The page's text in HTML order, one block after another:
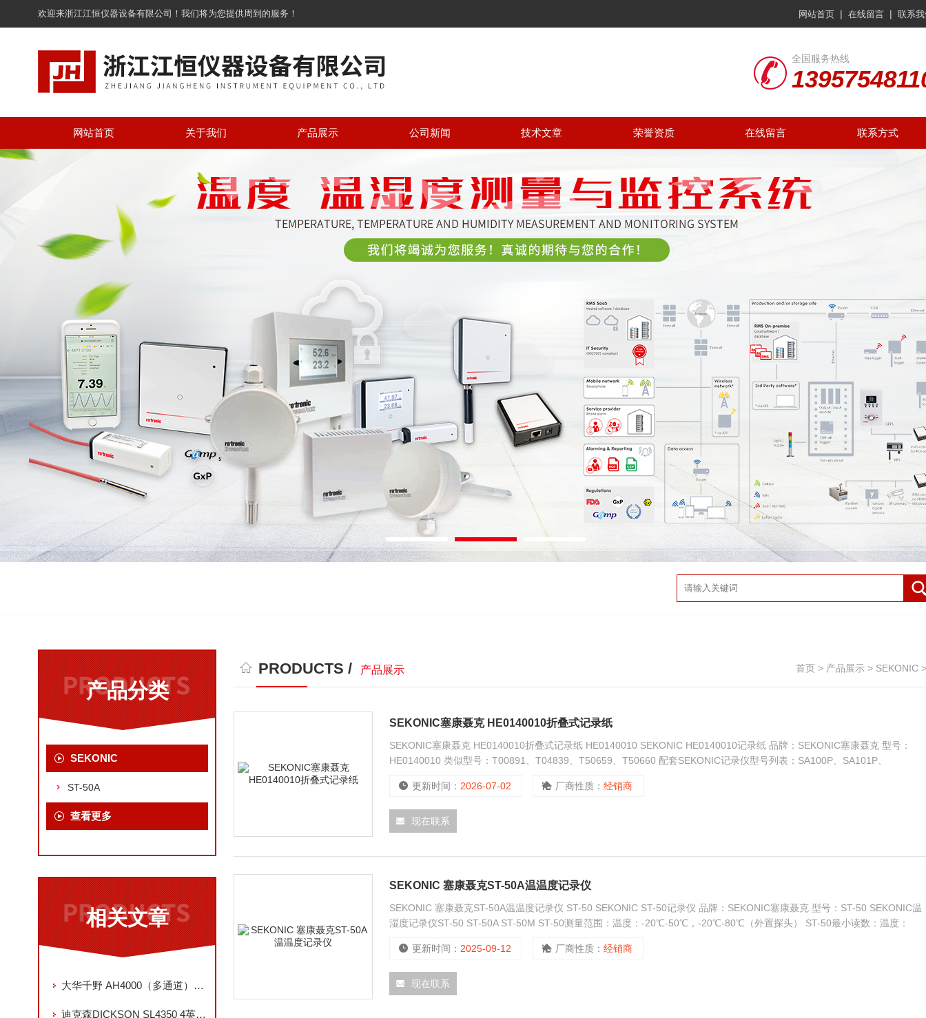
欢迎来浙江江恒仪器设备有限公司！我们将为您提供周到的服务！ 网站首页 | 在线留言 | 联系
全国服务热线
网站首页 关于我们 产品展示 公司新闻 技术文章 荣誉资质 在线留言 联系方式
产品分类
SEKONIC
ST-50A
查看更多
相关文章
大华千野 AH4000（多通道）与 AL4000（轻量化）记录仪对比
迪克森DICKSON SL4350 4英寸圆图温度记录仪 全参数解析
PRODUCTS / 产品展示 首页 > 产品展示 > SEKONIC >
SEKONIC塞康聂克 HE0140010折叠式记录纸
SEKONIC塞康聂克 HE0140010折叠式记录纸 HE0140010 SEKONIC HE0140010记录纸 品牌：SEKONIC塞康聂克 型号：
HE0140010 类似型号：T00891、T04839、T50659、T50660 配套SEKONIC记录仪型号列表：SA100P、SA101P、
更新时间： 2026-07-02 厂商性质： 经销商
现在联系
SEKONIC 塞康聂克ST-50A温温度记录仪
SEKONIC 塞康聂克ST-50A温温度记录仪 ST-50 SEKONIC ST-50记录仪 品牌：SEKONIC塞康聂克 型号：ST-50 SEKONIC温
湿度记录仪ST-50 ST-50A ST-50M ST-50测量范围：温度：-20℃-50℃，-20℃-80℃（外置探头） ST-50最小读数：温度：
更新时间： 2025-09-12 厂商性质： 经销商
现在联系